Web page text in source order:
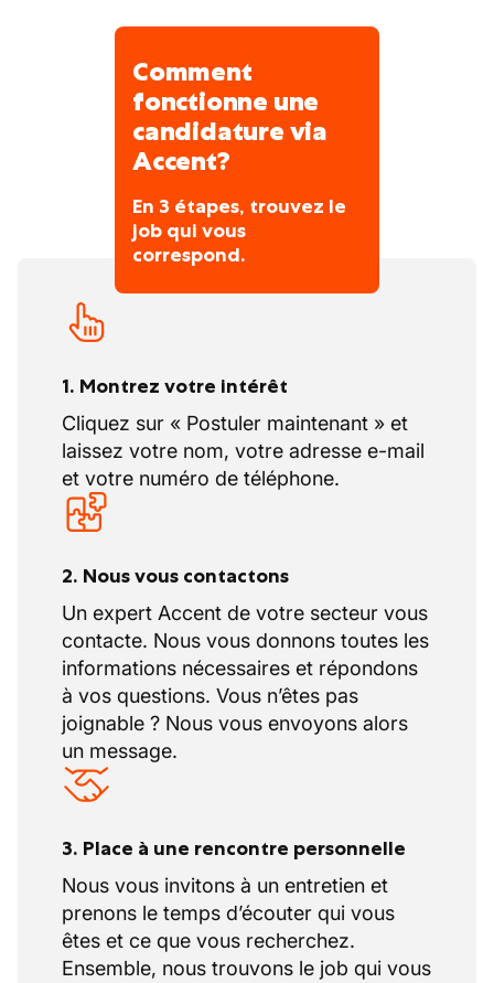
Comment
fonctionne une
candidature via
Accent?
En 3 étapes, trouvez le
job qui vous
correspond.
1. Montrez votre intérêt
Cliquez sur « Postuler maintenant » et
laissez votre nom, votre adresse e-mail
et votre numéro de téléphone.
2. Nous vous contactons
Un expert Accent de votre secteur vous
contacte. Nous vous donnons toutes les
informations nécessaires et répondons
à vos questions. Vous n’êtes pas
joignable ? Nous vous envoyons alors
un message.
3. Place à une rencontre personnelle
Nous vous invitons à un entretien et
prenons le temps d’écouter qui vous
êtes et ce que vous recherchez.
Ensemble, nous trouvons le job qui vous